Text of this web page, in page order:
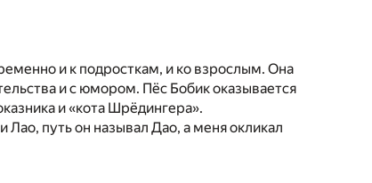
и к подросткам, и ко взрослым. Она
и с юмором. Пёс Бобик оказывается
и «кота Шрёдингера».
путь он называл Дао, а меня окликал